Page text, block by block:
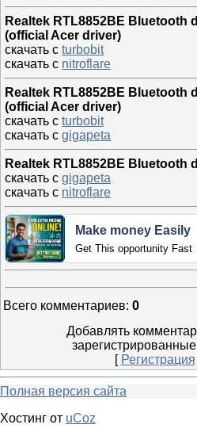
Realtek RTL8852BE Bluetooth
(official Acer driver)
скачать с turbobit
скачать с nitroflare
Realtek RTL8852BE Bluetooth
(official Acer driver)
скачать с turbobit
скачать с gigapeta
Realtek RTL8852BE Bluetooth
скачать с gigapeta
скачать с nitroflare
Make money Easily
Get This opportunity Fast
Всего комментариев: 0
Добавлять
[ Регистрация
Полная версия сайта
Хостинг от uCoz